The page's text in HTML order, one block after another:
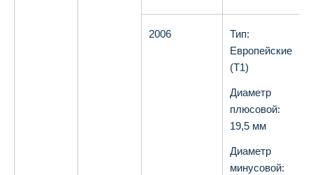
2006
Тип:
Европейские
(T1)
Диаметр
плюсовой:
19,5 мм
Диаметр
минусовой: